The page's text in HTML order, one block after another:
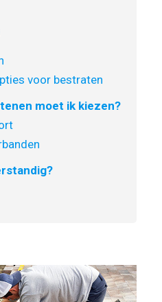
voor bestraten
moet ik kiezen?